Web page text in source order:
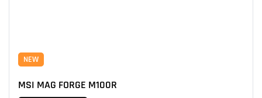
NEW
MSI MAG FORGE M100R